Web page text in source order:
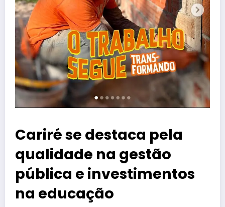
Cariré se destaca pela
qualidade na gestão
pública e investimentos
na educação